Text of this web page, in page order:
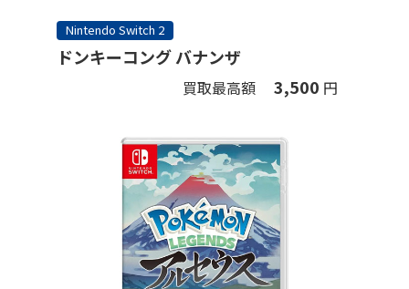
Nintendo Switch 2
ドンキーコング バナンザ
買取最高額 3,500 円